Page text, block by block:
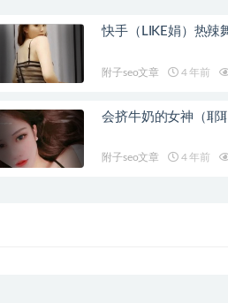
快手（LIKE娟）热辣
附子seo文章 4 年前
会挤牛奶的女神（耶
附子seo文章 4 年前